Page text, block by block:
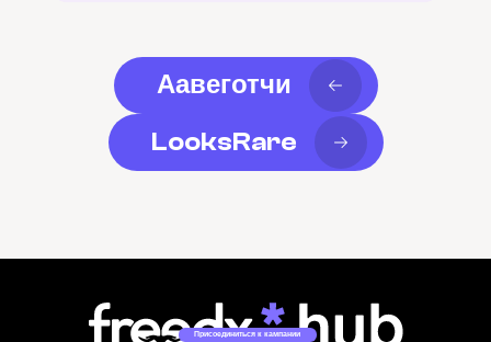
Аавеготчи
LooksRare
Присоединиться к кампании